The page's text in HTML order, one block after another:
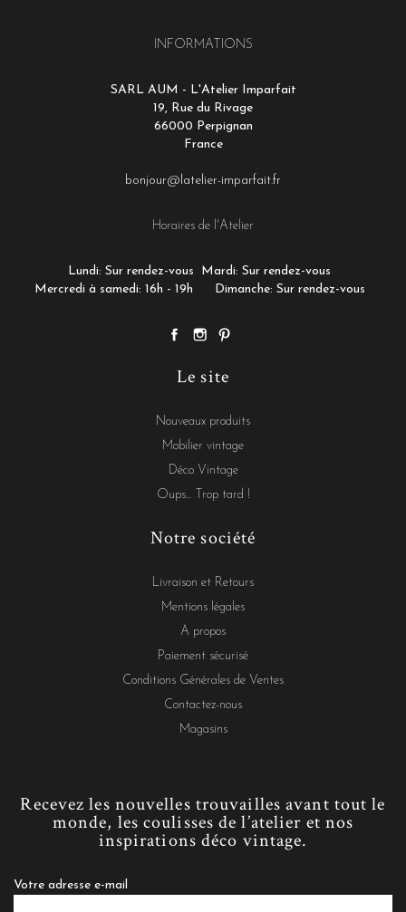
INFORMATIONS
SARL AUM - L'Atelier Imparfait
19, Rue du Rivage
66000 Perpignan
France
bonjour@latelier-imparfait.fr
Horaires de l'Atelier
Lundi: Sur rendez-vous
Mardi: Sur rendez-vous
Mercredi à samedi: 16h - 19h
Dimanche: Sur rendez-vous
Le site
Nouveaux produits
Mobilier vintage
Déco Vintage
Oups... Trop tard !
Notre société
Livraison et Retours
Mentions légales
A propos
Paiement sécurisé
Conditions Générales de Ventes
Contactez-nous
Magasins
Recevez les nouvelles trouvailles avant tout le
monde, les coulisses de l’atelier et nos
inspirations déco vintage.
Votre adresse e-mail